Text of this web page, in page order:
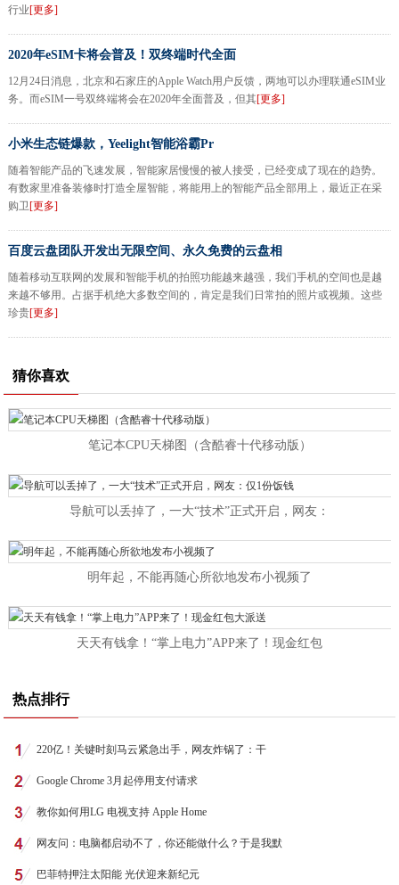
行业[更多]
2020年eSIM卡将会普及！双终端时代全面
12月24日消息，北京和石家庄的Apple Watch用户反馈，两地可以办理联通eSIM业
务。而eSIM一号双终端将会在2020年全面普及，但其[更多]
小米生态链爆款，Yeelight智能浴霸Pr
随着智能产品的飞速发展，智能家居慢慢的被人接受，已经变成了现在的趋势。
有数家里准备装修时打造全屋智能，将能用上的智能产品全部用上，最近正在采
购卫[更多]
百度云盘团队开发出无限空间、永久免费的云盘相
随着移动互联网的发展和智能手机的拍照功能越来越强，我们手机的空间也是越
来越不够用。占据手机绝大多数空间的，肯定是我们日常拍的照片或视频。这些
珍贵[更多]
猜你喜欢
笔记本CPU天梯图（含酷睿十代移动版）
导航可以丢掉了，一大“技术”正式开启，网友：
明年起，不能再随心所欲地发布小视频了
天天有钱拿！“掌上电力”APP来了！现金红包
热点排行
220亿！关键时刻马云紧急出手，网友炸锅了：干
Google Chrome 3月起停用支付请求
教你如何用LG 电视支持 Apple Home
网友问：电脑都启动不了，你还能做什么？于是我默
巴菲特押注太阳能 光伏迎来新纪元